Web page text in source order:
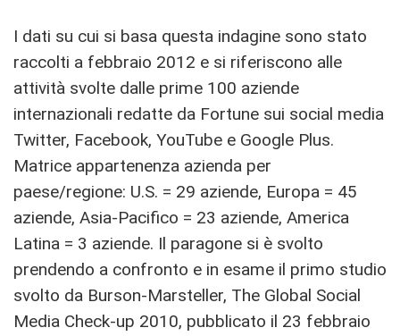
I dati su cui si basa questa indagine sono stato
raccolti a febbraio 2012 e si riferiscono alle
attività svolte dalle prime 100 aziende
internazionali redatte da Fortune sui social media
Twitter, Facebook, YouTube e Google Plus.
Matrice appartenenza azienda per
paese/regione: U.S. = 29 aziende, Europa = 45
aziende, Asia-Pacifico = 23 aziende, America
Latina = 3 aziende. Il paragone si è svolto
prendendo a confronto e in esame il primo studio
svolto da Burson-Marsteller, The Global Social
Media Check-up 2010, pubblicato il 23 febbraio